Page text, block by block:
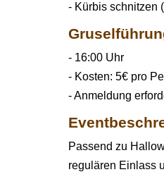
- Kürbis schnitzen
- 16:00 Uhr
- Kosten: 5€ pro
- Anmeldung
Passend zu
regulären Einlass